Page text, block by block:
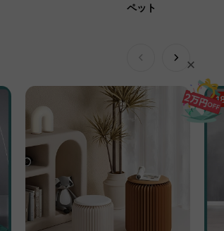
ペット